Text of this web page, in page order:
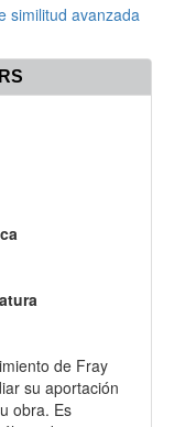
similitud avanzada
de Fray
su aportación
obra. Es